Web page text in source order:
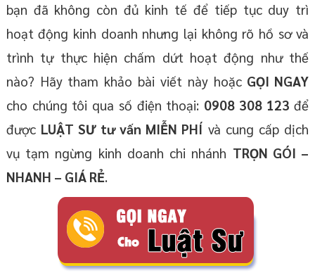
bạn đã không còn đủ kinh tế để tiếp tục duy trì
hoạt động kinh doanh nhưng lại không rõ hồ sơ và
trình tự thực hiện chấm dứt hoạt động như thế
nào? Hãy tham khảo bài viết này hoặc GỌI NGAY
cho chúng tôi qua số điện thoại: 0908 308 123 để
được LUẬT SƯ tư vấn MIỄN PHÍ và cung cấp dịch
vụ tạm ngừng kinh doanh chi nhánh TRỌN GÓI –
NHANH – GIÁ RẺ.